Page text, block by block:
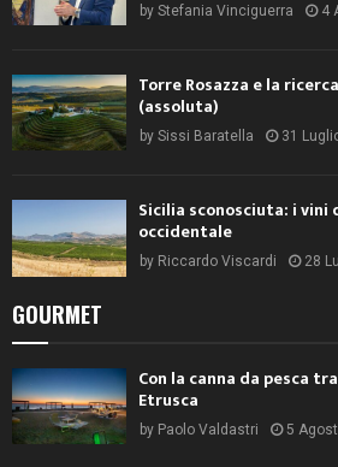
by Stefania Vinciguerra 4
Torre Rosazza e la
(assoluta)
by Sissi Baratella 31
Sicilia sconosciuta: i
occidentale
by Riccardo Viscardi 28
GOURMET
Con la canna da pesca
Etrusca
by Paolo Valdastri 5